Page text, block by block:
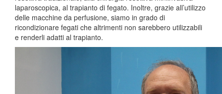
laparoscopica, al trapianto di fegato. Inoltre, grazie all’utilizzo
delle macchine da perfusione, siamo in grado di
ricondizionare fegati che altrimenti non sarebbero utilizzabili
e renderli adatti al trapianto.